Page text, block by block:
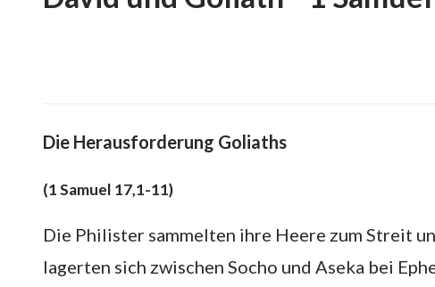
Die Herausforderung Goliaths
(1 Samuel 17,1-11)
Die Philister sammelten ihre Heere zum Streit
lagerten sich zwischen Socho und Aseka bei